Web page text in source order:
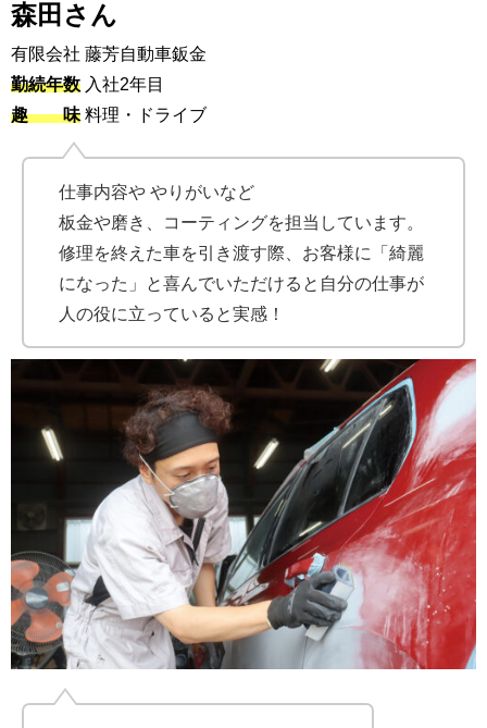
森田さん
有限会社 藤芳自動車鈑金
勤続年数 入社2年目
趣 味 料理・ドライブ
仕事内容や やりがいなど
板金や磨き、コーティングを担当しています。
修理を終えた車を引き渡す際、お客様に「綺麗
になった」と喜んでいただけると自分の仕事が
人の役に立っていると実感！